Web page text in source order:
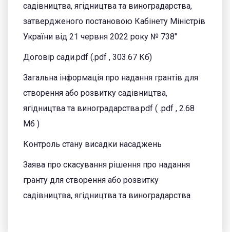
садівництва, ягідництва та виноградарства,
затвердженого постановою Кабінету Міністрів
України від 21 червня 2022 року № 738"
Договір сади.pdf (.pdf , 303.67 Кб)
Загальна інформація про надання грантів для
створення або розвитку садівництва,
ягідництва та виноградарства.pdf ( .pdf , 2.68
Мб )
Контроль стану висадки насаджень
Заява про скасування рішення про надання
гранту для створення або розвитку
садівництва, ягідництва та виноградарства